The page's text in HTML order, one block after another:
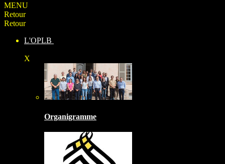
MENU
Retour
Retour
L'OPLB
X
Organigramme